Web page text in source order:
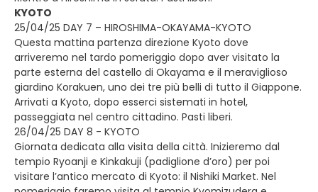
KYOTO
25/04/25 DAY 7 – HIROSHIMA-OKAYAMA-KYOTO
Questa mattina partenza direzione Kyoto dove
arriveremo nel tardo pomeriggio dopo aver visitato la
parte esterna del castello di Okayama e il meraviglioso
giardino Korakuen, uno dei tre più belli di tutto il Giappone.
Arrivati a Kyoto, dopo esserci sistemati in hotel,
passeggiata nel centro cittadino. Pasti liberi.
26/04/25 DAY 8 - KYOTO
Giornata dedicata alla visita della città. Inizieremo dal
tempio Ryoanji e Kinkakuji (padiglione d’oro) per poi
visitare l’antico mercato di Kyoto: il Nishiki Market. Nel